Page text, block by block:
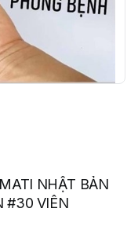
NHẬT BẢN
#30 VIÊN